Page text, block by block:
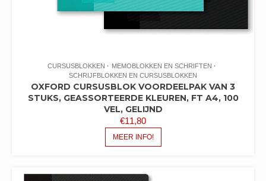
CURSUSBLOKKEN
MEMOBLOKKEN EN SCHRIFTEN
SCHRIJFBLOKKEN EN CURSUSBLOKKEN
OXFORD CURSUSBLOK VOORDEELPAK VAN 3
STUKS, GEASSORTEERDE KLEUREN, FT A4, 100
VEL, GELIJND
€11,80
MEER INFO!